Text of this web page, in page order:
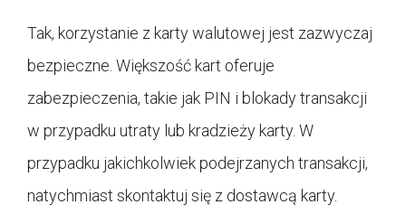
Tak, korzystanie z karty walutowej jest zazwyczaj
bezpieczne. Większość kart oferuje
zabezpieczenia, takie jak PIN i blokady transakcji
w przypadku utraty lub kradzieży karty. W
przypadku jakichkolwiek podejrzanych transakcji,
natychmiast skontaktuj się z dostawcą karty.